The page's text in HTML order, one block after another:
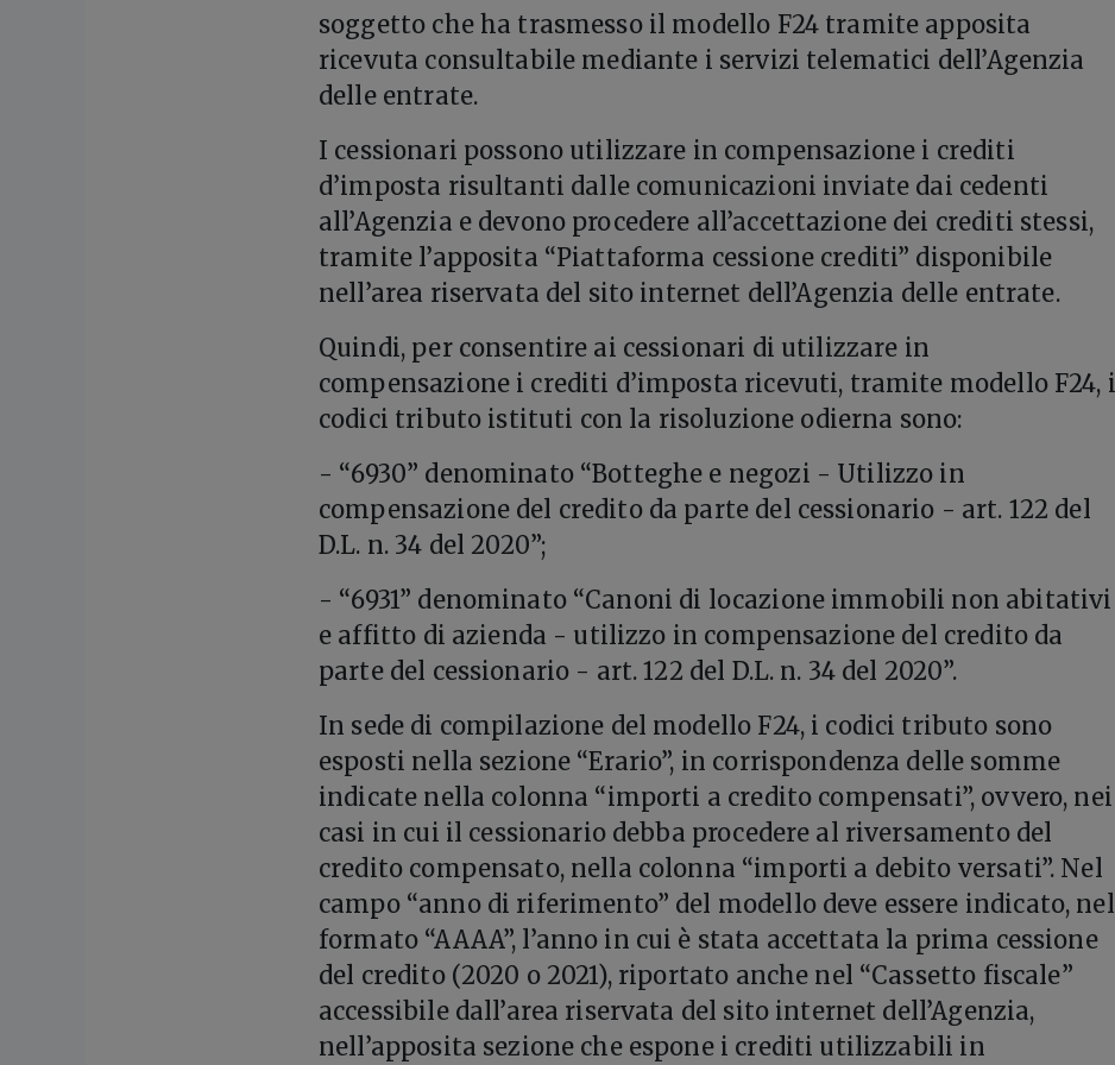
soggetto che ha trasmesso il modello F24 tramite apposita
ricevuta consultabile mediante i servizi telematici dell’Agenzia
delle entrate.
I cessionari possono utilizzare in compensazione i crediti
d’imposta risultanti dalle comunicazioni inviate dai cedenti
all’Agenzia e devono procedere all’accettazione dei crediti stessi,
tramite l’apposita “Piattaforma cessione crediti” disponibile
nell’area riservata del sito internet dell’Agenzia delle entrate.
Quindi, per consentire ai cessionari di utilizzare in
compensazione i crediti d’imposta ricevuti, tramite modello F24, i
codici tributo istituti con la risoluzione odierna sono:
- “6930” denominato “Botteghe e negozi - Utilizzo in
compensazione del credito da parte del cessionario - art. 122 del
D.L. n. 34 del 2020”;
- “6931” denominato “Canoni di locazione immobili non abitativi
e affitto di azienda - utilizzo in compensazione del credito da
parte del cessionario - art. 122 del D.L. n. 34 del 2020”.
In sede di compilazione del modello F24, i codici tributo sono
esposti nella sezione “Erario”, in corrispondenza delle somme
indicate nella colonna “importi a credito compensati”, ovvero, nei
casi in cui il cessionario debba procedere al riversamento del
credito compensato, nella colonna “importi a debito versati”. Nel
campo “anno di riferimento” del modello deve essere indicato, nel
formato “AAAA”, l’anno in cui è stata accettata la prima cessione
del credito (2020 o 2021), riportato anche nel “Cassetto fiscale”
accessibile dall’area riservata del sito internet dell’Agenzia,
nell’apposita sezione che espone i crediti utilizzabili in